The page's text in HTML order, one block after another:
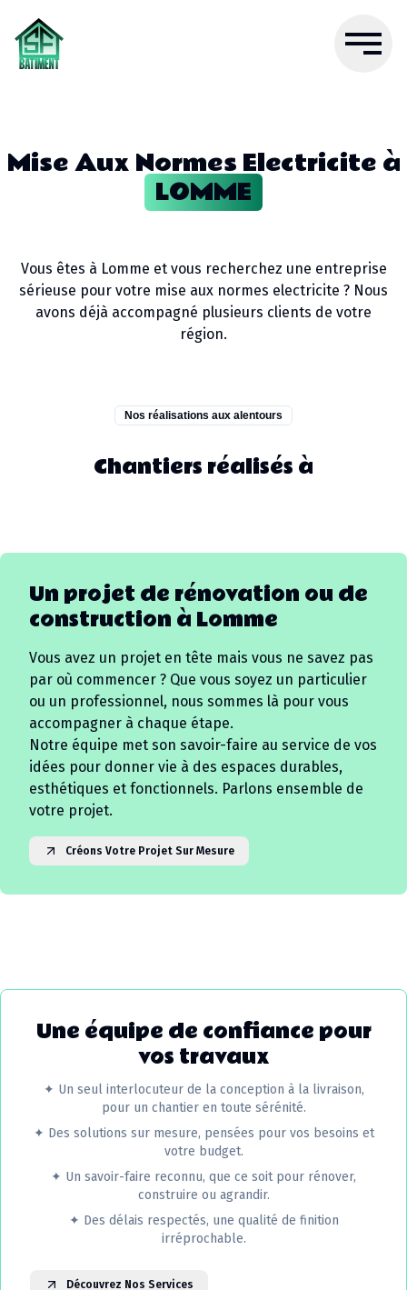
Mise Aux Normes Electriciteà
LOMME
Vous êtes à Lomme et vous recherchez une entreprise
sérieuse pour votre mise aux normes electricite ? Nous
avons déjà accompagné plusieurs clients de votre
région.
Nos réalisations aux alentours
Chantiers réalisés à
Un projet de rénovation ou de
construction à Lomme
Vous avez un projet en tête mais vous ne savez pas
par où commencer ? Que vous soyez un particulier
ou un professionnel, nous sommes là pour vous
accompagner à chaque étape.
Notre équipe met son savoir-faire au service de vos
idées pour donner vie à des espaces durables,
esthétiques et fonctionnels. Parlons ensemble de
votre projet.
Créons Votre Projet Sur Mesure
Une équipe de confiance pour
vos travaux
✦ Un seul interlocuteur de la conception à la livraison,
pour un chantier en toute sérénité.
✦ Des solutions sur mesure, pensées pour vos besoins et
votre budget.
✦ Un savoir-faire reconnu, que ce soit pour rénover,
construire ou agrandir.
✦ Des délais respectés, une qualité de finition
irréprochable.
Découvrez Nos Services